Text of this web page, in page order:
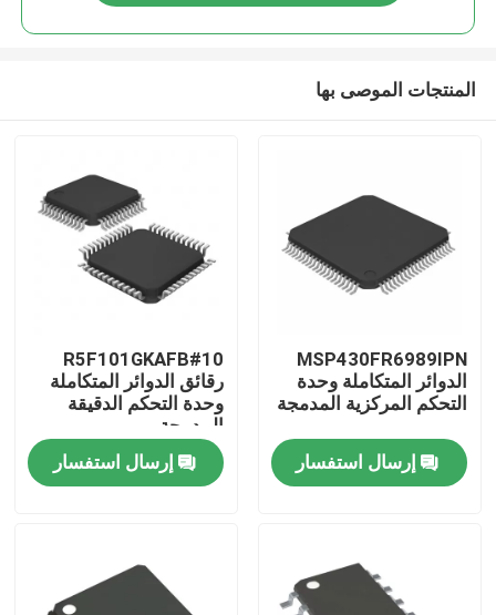
منزل
منتجات
معلومات عنا
المنتجات الموصى بها
MSP430FR6989IPN
الدوائر المتكاملة وحدة
التحكم المركزية المدمجة
إرسال استفسار
R5F101GKAFB#10
رقائق الدوائر المتكاملة
وحدة التحكم الدقيقة
المدمجة
إرسال استفسار